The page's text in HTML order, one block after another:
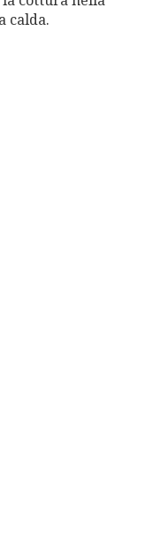
calda.